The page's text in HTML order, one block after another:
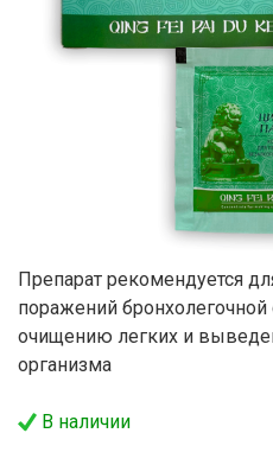
Препарат рекомендуется
поражений бронхолегочной
очищению легких и
организма
В наличии